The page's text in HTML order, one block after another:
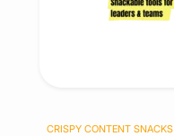
CRISPY CONTENT SNACKS